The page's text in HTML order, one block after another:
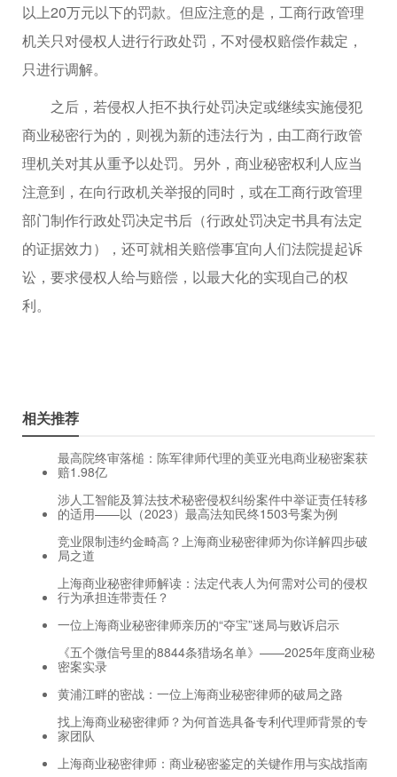
以上20万元以下的罚款。但应注意的是，工商行政管理
机关只对侵权人进行行政处罚，不对侵权赔偿作裁定，
只进行调解。
之后，若侵权人拒不执行处罚决定或继续实施侵犯
商业秘密行为的，则视为新的违法行为，由工商行政管
理机关对其从重予以处罚。另外，商业秘密权利人应当
注意到，在向行政机关举报的同时，或在工商行政管理
部门制作行政处罚决定书后（行政处罚决定书具有法定
的证据效力），还可就相关赔偿事宜向人们法院提起诉
讼，要求侵权人给与赔偿，以最大化的实现自己的权
利。
相关推荐
最高院终审落槌：陈军律师代理的美亚光电商业秘密案获
赔1.98亿
涉人工智能及算法技术秘密侵权纠纷案件中举证责任转移
的适用——以（2023）最高法知民终1503号案为例
竞业限制违约金畸高？上海商业秘密律师为你详解四步破
局之道
上海商业秘密律师解读：法定代表人为何需对公司的侵权
行为承担连带责任？
一位上海商业秘密律师亲历的“夺宝”迷局与败诉启示
《五个微信号里的8844条猎场名单》——2025年度商业秘
密案实录
黄浦江畔的密战：一位上海商业秘密律师的破局之路
找上海商业秘密律师？为何首选具备专利代理师背景的专
家团队
上海商业秘密律师：商业秘密鉴定的关键作用与实战指南